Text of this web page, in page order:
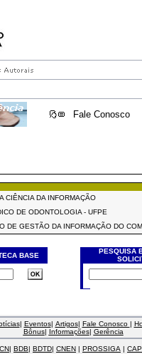
Fale Conosco
CIÊNCIA DA INFORMAÇÃO
DE ODONTOLOGIA - UFPE
DE GESTÃO DA INFORMAÇÃO DO
BASE
PESQUISA
| Eventos| Artigos| Fale Conosco |
Bônus| Informações| Gerência
| BDB| BDTD| CNEN | PROSSIGA |